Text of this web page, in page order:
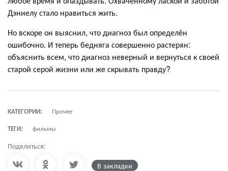
Дэниелу стало нравиться жить.
Но вскоре он выяснил, что диагноз был определён
ошибочно. И теперь бедняга совершенно растерян:
объяснить всем, что диагноз неверный и вернуться к своей
старой серой жизни или же скрывать правду?
КАТЕГОРИИ:
Прочее
ТЕГИ:
фильмы
Поделиться:
В закладки